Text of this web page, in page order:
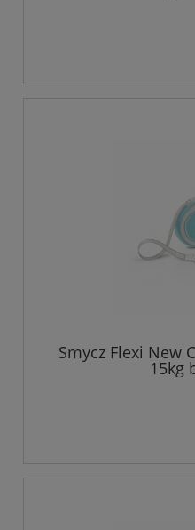
Smycz Flexi New
15kg